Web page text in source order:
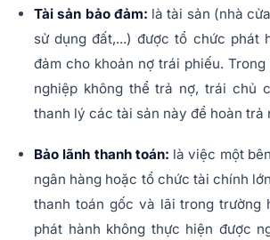
Tài sản bảo đảm: là tài sản (nhà
sử dụng đất,...) được tổ chức phát
đảm cho khoản nợ trái phiếu.
nghiệp không thể trả nợ, trái chủ
thanh lý các tài sản này để hoàn trả
Bảo lãnh thanh toán: là việc một
ngân hàng hoặc tổ chức tài chính
thanh toán gốc và lãi trong trường
phát hành không thực hiện được